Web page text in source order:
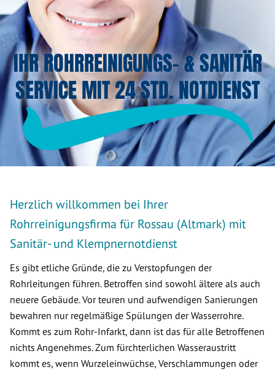
IHR ROHRREINIGUNGS- & SANITÄR
SERVICE MIT 24 STD. NOTDIENST
Herzlich willkommen bei Ihrer
Rohrreinigungsfirma für Rossau (Altmark) mit
Sanitär- und Klempnernotdienst
Es gibt etliche Gründe, die zu Verstopfungen der
Rohrleitungen führen. Betroffen sind sowohl ältere als auch
neuere Gebäude. Vor teuren und aufwendigen Sanierungen
bewahren nur regelmäßige Spülungen der Wasserrohre.
Kommt es zum Rohr-Infarkt, dann ist das für alle Betroffenen
nichts Angenehmes. Zum fürchterlichen Wasseraustritt
kommt es, wenn Wurzeleinwüchse, Verschlammungen oder